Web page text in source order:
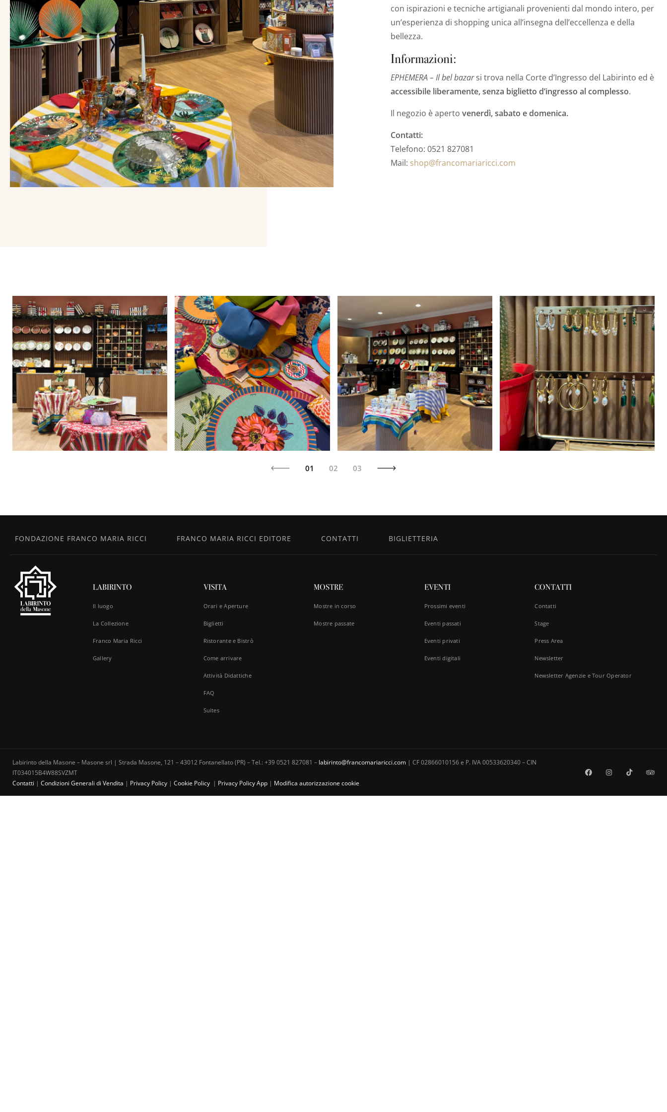
con ispirazioni e tecniche artigianali provenienti dal mondo intero, per
un’esperienza di shopping unica all’insegna dell’eccellenza e della
bellezza.
Informazioni:
EPHEMERA – Il bel bazarsi trova nella Corte d’Ingresso del Labirinto ed è
accessibile liberamente, senza biglietto d’ingresso al complesso.
Il negozio è aperto venerdì, sabato e domenica.
Contatti:
Telefono: 0521 827081
Mail: shop@francomariaricci.com
01 02 03
FONDAZIONE FRANCO MARIA RICCI FRANCO MARIA RICCI EDITORE CONTATTI BIGLIETTERIA
LABIRINTO
Il luogo
La Collezione
Franco Maria Ricci
Gallery
VISITA
Orari e Aperture
Biglietti
Ristorante e Bistrò
Come arrivare
Attività Didattiche
FAQ
Suites
MOSTRE
Mostre in corso
Mostre passate
EVENTI
Prossimi eventi
Eventi passati
Eventi privati
Eventi digitali
CONTATTI
Contatti
Stage
Press Area
Newsletter
Newsletter Agenzie e Tour Operator
Labirinto della Masone – Masone srl | Strada Masone, 121 – 43012 Fontanellato (PR) – Tel.: +39 0521 827081 – labirinto@francomariaricci.com | CF 02866010156 e P. IVA 00533620340 – CIN
IT034015B4W88SVZMT
Contatti | Condizioni Generali di Vendita | Privacy Policy | Cookie Policy | Privacy Policy App | Modifica autorizzazione cookie